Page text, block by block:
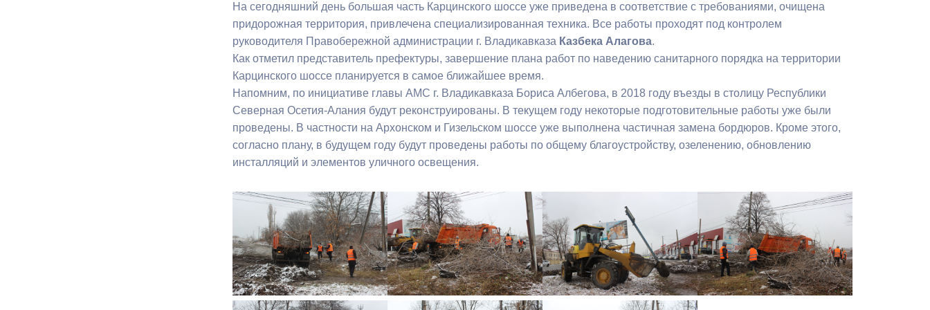
Бесплатная юридическая помощь
Муниципальный контроль Выборы 2026
На сегодняшний день большая часть Карцинского шоссе уже приведена в соответствие с требованиями, очищена
придорожная территория, привлечена специализированная техника. Все работы проходят под контролем
руководителя Правобережной администрации г. Владикавказа Казбека Алагова.
Как отметил представитель префектуры, завершение плана работ по наведению санитарного порядка на территории
Карцинского шоссе планируется в самое ближайшее время.
Напомним, по инициативе главы АМС г. Владикавказа Бориса Албегова, в 2018 году въезды в столицу Республики
Северная Осетия-Алания будут реконструированы. В текущем году некоторые подготовительные работы уже были
проведены. В частности на Архонском и Гизельском шоссе уже выполнена частичная замена бордюров. Кроме этого,
согласно плану, в будущем году будут проведены работы по общему благоустройству, озеленению, обновлению
инсталляций и элементов уличного освещения.